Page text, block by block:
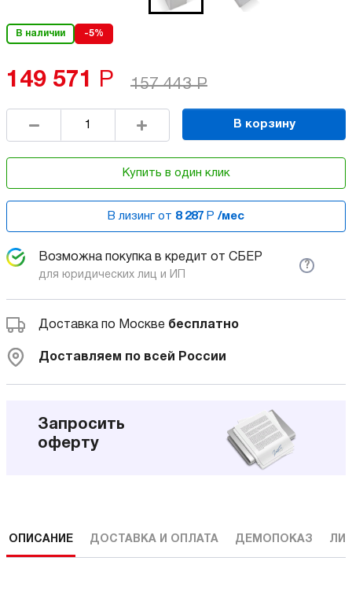
В наличии -5%
149 571 Р 157 443 Р
В корзину
Купить в один клик
В лизинг от 8 287 Р /мес
Возможна покупка в кредит от СБЕР
для юридических лиц и ИП
?
Доставка по Москве бесплатно
Доставляем по всей России
Запросить
оферту
ОПИСАНИЕ ДОСТАВКА И ОПЛАТА ДЕМОПОКАЗ